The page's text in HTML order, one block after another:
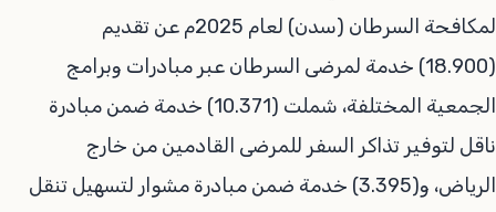
لمكافحة السرطان (سدن) لعام 2025م عن تقديم
(18.900) خدمة لمرضى السرطان عبر مبادرات وبرامج
الجمعية المختلفة، شملت (10.371) خدمة ضمن مبادرة
ناقل لتوفير تذاكر السفر للمرضى القادمين من خارج
الرياض، و(3.395) خدمة ضمن مبادرة مشوار لتسهيل تنقل